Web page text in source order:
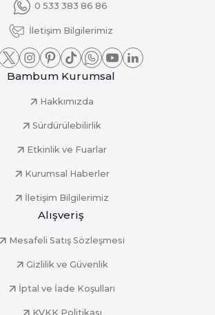
0 533 383 86 86
İletişim Bilgilerimiz
Bambum Kurumsal
Hakkımızda
Sürdürülebilirlik
Etkinlik ve Fuarlar
Kurumsal Haberler
İletişim Bilgilerimiz
Alışveriş
Mesafeli Satış Sözleşmesi
Gizlilik ve Güvenlik
İptal ve İade Koşulları
KVKK Politikası